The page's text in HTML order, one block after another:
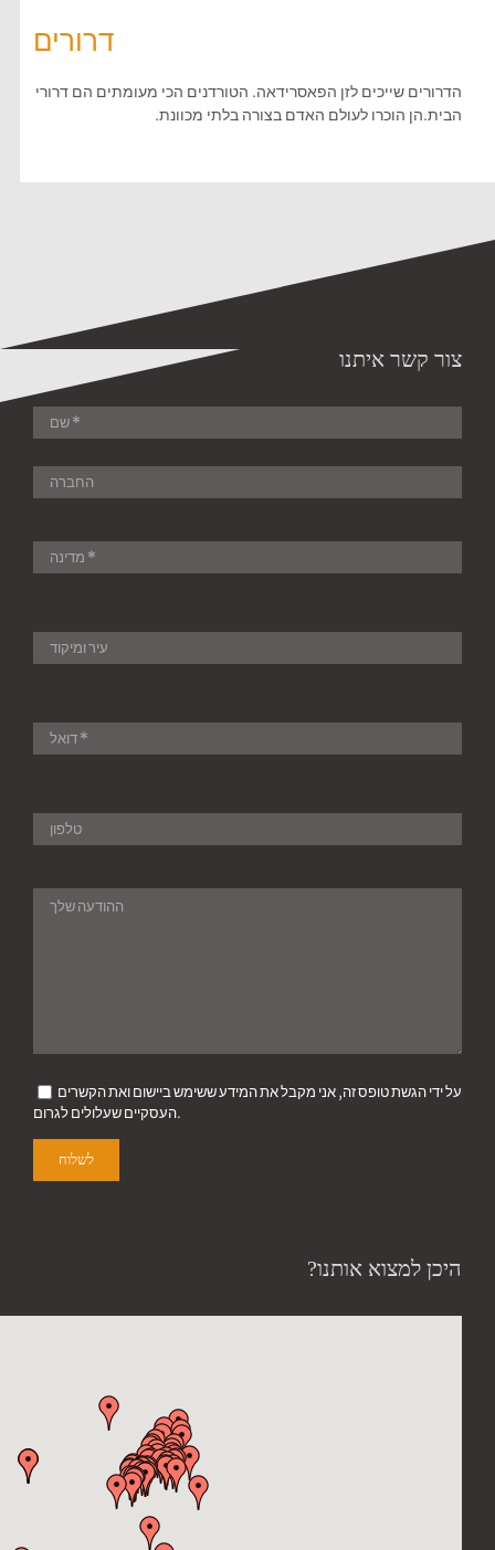
דרורים
הדרורים שייכים לזן הפאסרידאה. הטורדנים הכי מעומתים הם דרורי
הבית.הן הוכרו לעולם האדם בצורה בלתי מכוונת.
צור קשר איתנו
על ידי הגשת טופס זה, אני מקבל את המידע ששימש ביישום ואת הקשרים
העסקיים שעלולים לגרום.
היכן למצוא אותנו?